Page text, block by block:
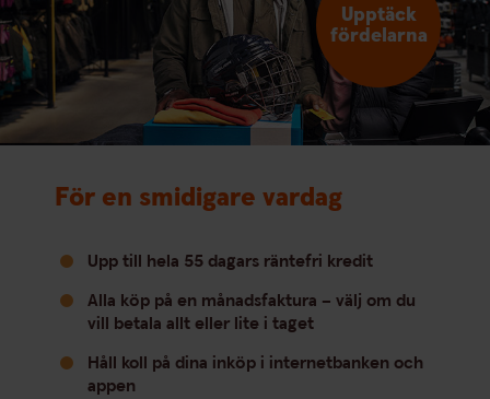
Upptäck
fördelarna
För en smidigare vardag
Upp till hela 55 dagars räntefri kredit
Alla köp på en månadsfaktura – välj om du
vill betala allt eller lite i taget
Håll koll på dina inköp i internetbanken och
appen